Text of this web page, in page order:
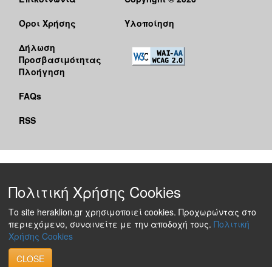
Όροι Χρήσης
Δήλωση
Προσβασιμότητας
Πλοήγηση
FAQs
RSS
Υλοποίηση
Πολιτική Χρήσης Cookies
Το site heraklion.gr χρησιμοποιεί cookies. Προχωρώντας στο
περιεχόμενο, συναινείτε με την αποδοχή τους. Πολιτική
Χρήσης Cookies
CLOSE